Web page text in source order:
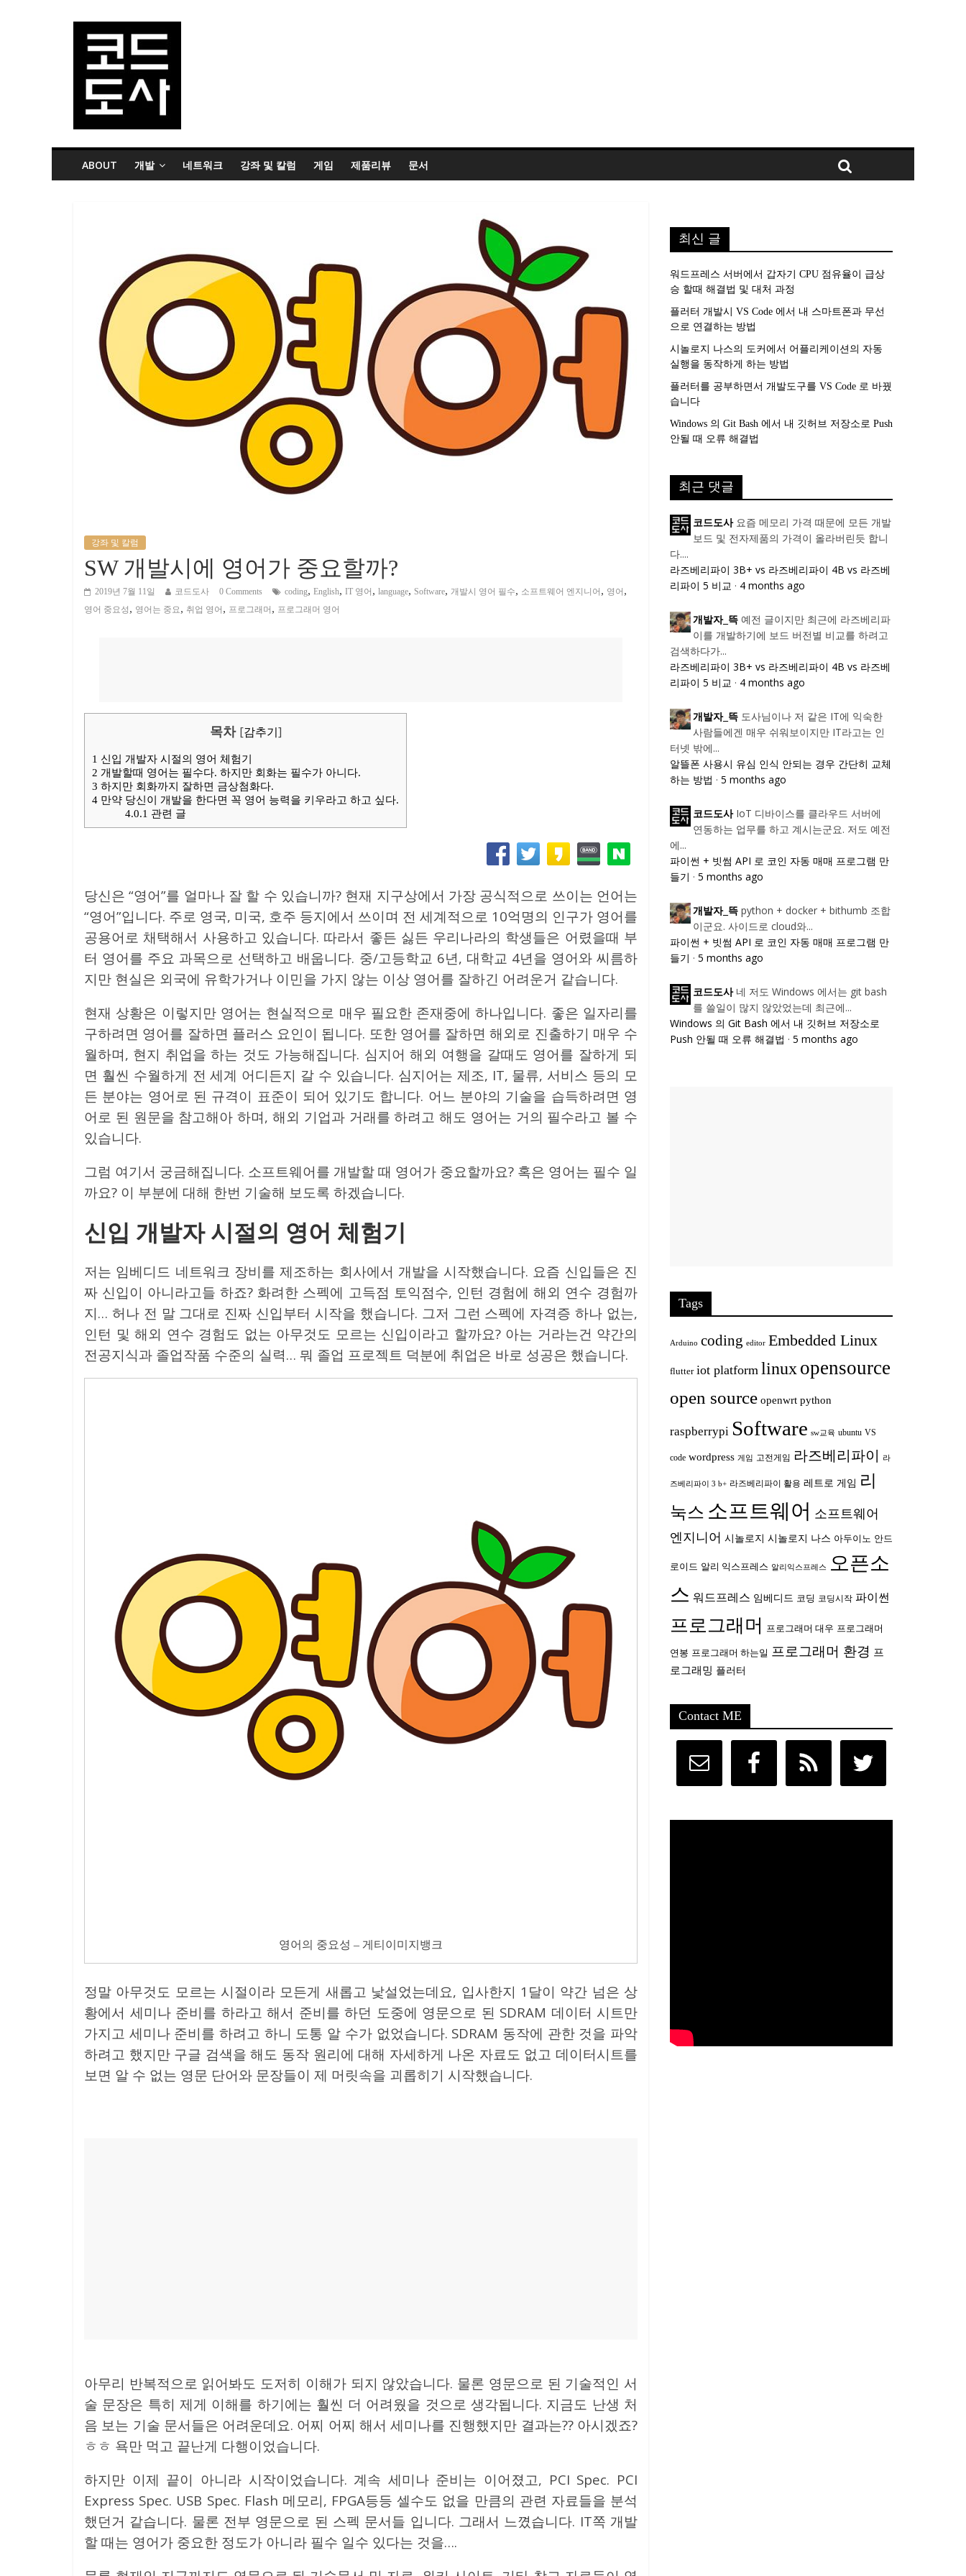
ABOUT 개발 네트워크 강좌 및 칼럼 게임 제품리뷰 문서
강좌 및 칼럼
SW 개발시에 영어가 중요할까?
2019년 7월 11일 코드도사 0 Comments coding, English, IT 영어 , language, Software, 개발시 영어 필수, 소프트웨어 엔지니어 , 영어 ,
영어 중요성 , 영어는 중요, 취업 영어 , 프로그래머 , 프로그래머 영어
목차 [감추기]
1 신입 개발자 시절의 영어 체험기
2 개발할때 영어는 필수다. 하지만 회화는 필수가 아니다.
3 하지만 회화까지 잘하면 금상첨화다.
4 만약 당신이 개발을 한다면 꼭 영어 능력을 키우라고 하고 싶다.
4.0.1 관련 글
당신은 “영어”를 얼마나 잘 할 수 있습니까? 현재 지구상에서 가장 공식적으로 쓰이는 언어는
“영어”입니다. 주로 영국, 미국, 호주 등지에서 쓰이며 전 세계적으로 10억명의 인구가 영어를
공용어로 채택해서 사용하고 있습니다. 따라서 좋든 싫든 우리나라의 학생들은 어렸을때 부
터 영어를 주요 과목으로 선택하고 배웁니다. 중/고등학교 6년, 대학교 4년을 영어와 씨름하
지만 현실은 외국에 유학가거나 이민을 가지 않는 이상 영어를 잘하긴 어려운거 같습니다.
현재 상황은 이렇지만 영어는 현실적으로 매우 필요한 존재중에 하나입니다. 좋은 일자리를
구하려면 영어를 잘하면 플러스 요인이 됩니다. 또한 영어를 잘하면 해외로 진출하기 매우 수
월하며, 현지 취업을 하는 것도 가능해집니다. 심지어 해외 여행을 갈때도 영어를 잘하게 되
면 훨씬 수월하게 전 세계 어디든지 갈 수 있습니다. 심지어는 제조, IT, 물류, 서비스 등의 모
든 분야는 영어로 된 규격이 표준이 되어 있기도 합니다. 어느 분야의 기술을 습득하려면 영
어로 된 원문을 참고해아 하며, 해외 기업과 거래를 하려고 해도 영어는 거의 필수라고 볼 수
있습니다.
그럼 여기서 궁금해집니다. 소프트웨어를 개발할 때 영어가 중요할까요? 혹은 영어는 필수 일
까요? 이 부분에 대해 한번 기술해 보도록 하겠습니다.
신입 개발자 시절의 영어 체험기
저는 임베디드 네트워크 장비를 제조하는 회사에서 개발을 시작했습니다. 요즘 신입들은 진
짜 신입이 아니라고들 하죠? 화려한 스펙에 고득점 토익점수, 인턴 경험에 해외 연수 경험까
지… 허나 전 말 그대로 진짜 신입부터 시작을 했습니다. 그저 그런 스펙에 자격증 하나 없는,
인턴 및 해외 연수 경험도 없는 아무것도 모르는 신입이라고 할까요? 아는 거라는건 약간의
전공지식과 졸업작품 수준의 실력… 뭐 졸업 프로젝트 덕분에 취업은 바로 성공은 했습니다.
영어의 중요성 – 게티이미지뱅크
정말 아무것도 모르는 시절이라 모든게 새롭고 낯설었는데요, 입사한지 1달이 약간 넘은 상
황에서 세미나 준비를 하라고 해서 준비를 하던 도중에 영문으로 된 SDRAM 데이터 시트만
가지고 세미나 준비를 하려고 하니 도통 알 수가 없었습니다. SDRAM 동작에 관한 것을 파악
하려고 했지만 구글 검색을 해도 동작 원리에 대해 자세하게 나온 자료도 없고 데이터시트를
보면 알 수 없는 영문 단어와 문장들이 제 머릿속을 괴롭히기 시작했습니다.
아무리 반복적으로 읽어봐도 도저히 이해가 되지 않았습니다. 물론 영문으로 된 기술적인 서
술 문장은 특히 제게 이해를 하기에는 훨씬 더 어려웠을 것으로 생각됩니다. 지금도 난생 처
음 보는 기술 문서들은 어려운데요. 어찌 어찌 해서 세미나를 진행했지만 결과는?? 아시겠죠?
ㅎㅎ 욕만 먹고 끝난게 다행이었습니다.
하지만 이제 끝이 아니라 시작이었습니다. 계속 세미나 준비는 이어졌고, PCI Spec. PCI
Express Spec. USB Spec. Flash 메모리, FPGA등등 셀수도 없을 만큼의 관련 자료들을 분석
했던거 같습니다. 물론 전부 영문으로 된 스펙 문서들 입니다. 그래서 느꼈습니다. IT쪽 개발
할 때는 영어가 중요한 정도가 아니라 필수 일수 있다는 것을….
최신 글
워드프레스 서버에서 갑자기 CPU 점유율이 급상
승 할때 해결법 및 대처 과정
플러터 개발시 VS Code 에서 내 스마트폰과 무선
으로 연결하는 방법
시놀로지 나스의 도커에서 어플리케이션의 자동
실행을 동작하게 하는 방법
플러터를 공부하면서 개발도구를 VS Code 로 바꿨
습니다
Windows 의 Git Bash 에서 내 깃허브 저장소로 Push
안될 때 오류 해결법
최근 댓글
코드도사 요즘 메모리 가격 때문에 모든 개발
보드 및 전자제품의 가격이 올라버린듯 합니
다....
라즈베리파이 3B+ vs 라즈베리파이 4B vs 라즈베
리파이 5 비교 · 4 months ago
개발자_뜩 예전 글이지만 최근에 라즈베리파
이를 개발하기에 보드 버전별 비교를 하려고
검색하다가...
라즈베리파이 3B+ vs 라즈베리파이 4B vs 라즈베
리파이 5 비교 · 4 months ago
개발자_뜩 도사님이나 저 같은 IT에 익숙한
사람들에겐 매우 쉬워보이지만 IT라고는 인
터넷 밖에...
알뜰폰 사용시 유심 인식 안되는 경우 간단히 교체
하는 방법 · 5 months ago
코드도사 IoT 디바이스를 클라우드 서버에
연동하는 업무를 하고 계시는군요. 저도 예전
에...
파이썬 + 빗썸 API 로 코인 자동 매매 프로그램 만
들기 · 5 months ago
개발자_뜩 python + docker + bithumb 조합
이군요. 사이드로 cloud와...
파이썬 + 빗썸 API 로 코인 자동 매매 프로그램 만
들기 · 5 months ago
코드도사 네 저도 Windows 에서는 git bash
를 쓸일이 많지 않았었는데 최근에...
Windows 의 Git Bash 에서 내 깃허브 저장소로
Push 안될 때 오류 해결법 · 5 months ago
Tags
Arduino coding editor Embedded Linux
flutter iot platform linux opensource
open source openwrt python
raspberrypi Software sw교육 ubuntu VS
code wordpress 게임 고전게임 라즈베리파이 라
즈베리파이 3 b+ 라즈베리파이 활용 레트로 게임 리
눅스 소프트웨어 소프트웨어
엔지니어 시놀로지 시놀로지 나스 아두이노 안드
로이드 알리 익스프레스 알리익스프레스
오픈소
스 워드프레스 임베디드 코딩 코딩시작 파이썬
프로그래머 프로그래머 대우 프로그래머
연봉 프로그래머 하는일 프로그래머 환경 프
로그래밍 플러터
Contact ME